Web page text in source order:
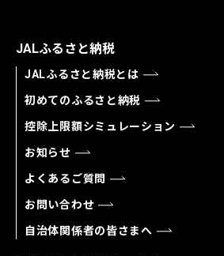
JALふるさと納税
JALふるさと納税とは
初めてのふるさと納税
控除上限額シミュレーション
お知らせ
よくあるご質問
お問い合わせ
自治体関係者の皆さまへ